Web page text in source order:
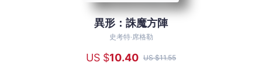
異形：誅魔方陣
史考特‧席格勒
US $10.40 US $11.55